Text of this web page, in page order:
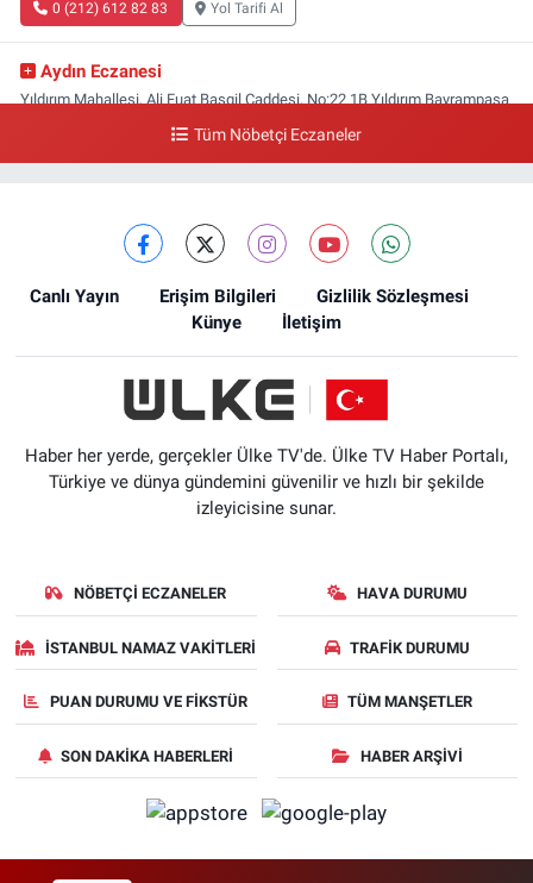
0 (212) 612 82 83 Yol Tarifi Al
Aydın Eczanesi
Yıldırım Mahallesi, Ali Fuat Başgil Caddesi, No:22 1B Yıldırım Bayrampaşa
Tüm Nöbetçi Eczaneler
Canlı Yayın Erişim Bilgileri
Gizlilik Sözleşmesi
Künye
İletişim
Haber her yerde, gerçekler Ülke TV'de. Ülke TV Haber Portalı,
Türkiye ve dünya gündemini güvenilir ve hızlı bir şekilde
izleyicisine sunar.
NÖBETÇI ECZANELER HAVA DURUMU
İSTANBUL NAMAZ VAKITLERI TRAFIK DURUMU
PUAN DURUMU VE FIKSTÜR TÜM MANŞETLER
SON DAKIKA HABERLERI HABER ARŞIVI